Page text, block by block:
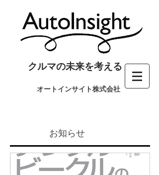
クルマの未来を考える
オートインサイト株式会社
お知らせ